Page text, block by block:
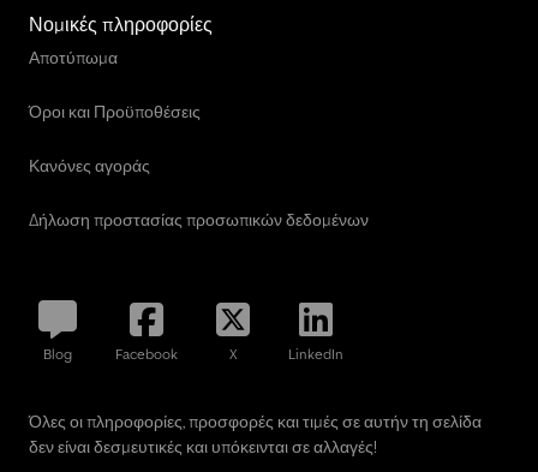
Νομικές πληροφορίες
Αποτύπωμα
Όροι και Προϋποθέσεις
Κανόνες αγοράς
Δήλωση προστασίας προσωπικών δεδομένων
Blog Facebook X LinkedIn
Όλες οι πληροφορίες, προσφορές και τιμές σε αυτήν τη σελίδα
δεν είναι δεσμευτικές και υπόκεινται σε αλλαγές!